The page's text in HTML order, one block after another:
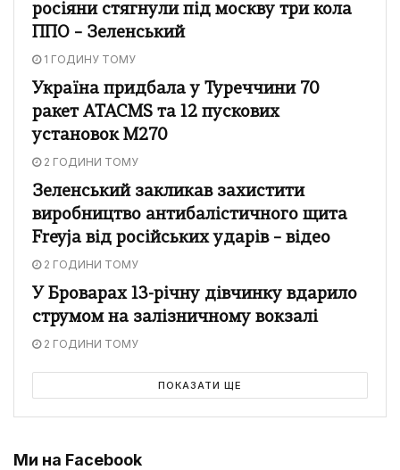
росіяни стягнули під москву три кола
ППО – Зеленський
1 ГОДИНУ ТОМУ
Україна придбала у Туреччини 70
ракет ATACMS та 12 пускових
установок M270
2 ГОДИНИ ТОМУ
Зеленський закликав захистити
виробництво антибалістичного щита
Freyja від російських ударів – відео
2 ГОДИНИ ТОМУ
У Броварах 13-річну дівчинку вдарило
струмом на залізничному вокзалі
2 ГОДИНИ ТОМУ
ПОКАЗАТИ ЩЕ
Ми на Facebook